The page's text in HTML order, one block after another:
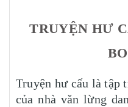
TRUYỆN HƯ
Truyện hư cấu là tập
của nhà văn lừng